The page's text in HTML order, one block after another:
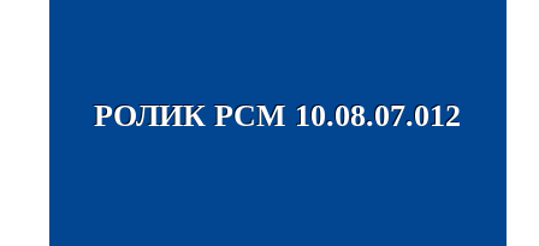
РОЛИК РСМ 10.08.07.012